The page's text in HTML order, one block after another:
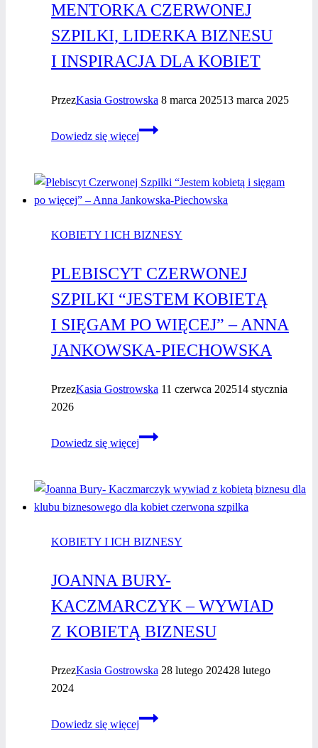
MENTORKA CZERWONEJ
SZPILKI, LIDERKA BIZNESU
I INSPIRACJA DLA KOBIET
PrzezKasia Gostrowska 8 marca 202513 marca 2025
Dowiedz się więcej
Joanna
Mentorka
Czerwonej
liderka
i inspiracja
kobiet
KOBIETY I ICH BIZNESY
PLEBISCYT CZERWONEJ
SZPILKI “JESTEM KOBIETĄ
I SIĘGAM PO WIĘCEJ” – ANNA
JANKOWSKA-PIECHOWSKA
PrzezKasia Gostrowska 11 czerwca 202514 stycznia
2026
Dowiedz się więcej
Plebiscyt
“Jestem
kobietą
po więcej”
Anna
Piechowska
KOBIETY I ICH BIZNESY
JOANNA BURY-
KACZMARCZYK – WYWIAD
Z KOBIETĄ BIZNESU
PrzezKasia Gostrowska 28 lutego 202428 lutego
2024
Dowiedz się więcej
Joanna